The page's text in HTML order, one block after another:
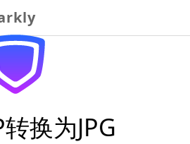
换为JPG